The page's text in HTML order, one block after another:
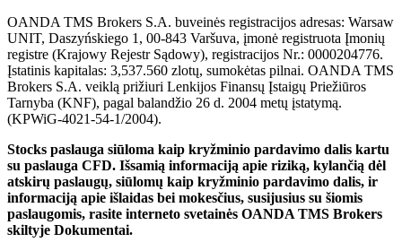
OANDA TMS Brokers S.A. buveinės registracijos adresas: Warsaw
UNIT, Daszyńskiego 1, 00-843 Varšuva, įmonė registruota Įmonių
registre (Krajowy Rejestr Sądowy), registracijos Nr.: 0000204776.
Įstatinis kapitalas: 3,537.560 zlotų, sumokėtas pilnai. OANDA TMS
Brokers S.A. veiklą prižiuri Lenkijos Finansų Įstaigų Priežiūros
Tarnyba (KNF), pagal balandžio 26 d. 2004 metų įstatymą.
(KPWiG-4021-54-1/2004).
Stocks paslauga siūloma kaip kryžminio pardavimo dalis kartu
su paslauga CFD. Išsamią informaciją apie riziką, kylančią dėl
atskirų paslaugų, siūlomų kaip kryžminio pardavimo dalis, ir
informaciją apie išlaidas bei mokesčius, susijusius su šiomis
paslaugomis, rasite interneto svetainės OANDA TMS Brokers
skiltyje Dokumentai.